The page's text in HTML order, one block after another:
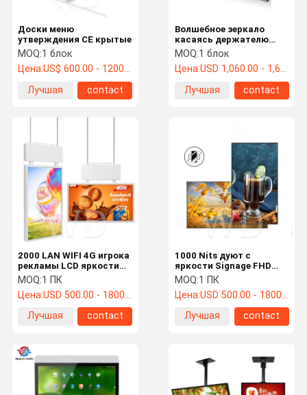
Доски меню
утверждения CE крытые
MOQ:1 блок
Цена:US$ 600.00 - 1200.00 /pc
Лучшая
contact
Волшебное зеркало
касаясь держателю
стены экрана LCD
показывает яркость
T/R 30/70
водоустойчивую
высокую
MOQ:1 блок
Цена:USD 1,060.00 - 1,600.00 /pc
Лучшая
contact
2000 LAN WIFI 4G игрока
рекламы LCD яркости
Nits регулируемых
MOQ:1 ПК
Цена:USD 500.00 - 1800.00 /pc
Лучшая
contact
1000 Nits дуют с
яркости Signage FHD
крытой цифров
регулируемой
MOQ:1 ПК
Цена:USD 500.00 - 1800.00 /pc
Лучшая
contact